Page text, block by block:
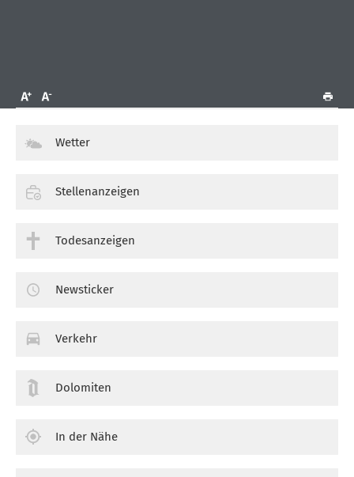
Wetter
Stellenanzeigen
Todesanzeigen
Newsticker
Verkehr
Dolomiten
In der Nähe